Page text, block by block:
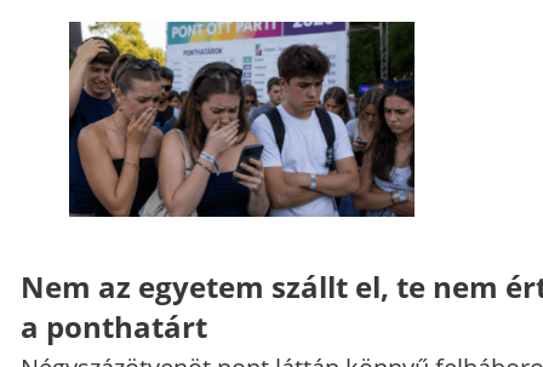
Nem az egyetem szállt el, te nem
a ponthatárt